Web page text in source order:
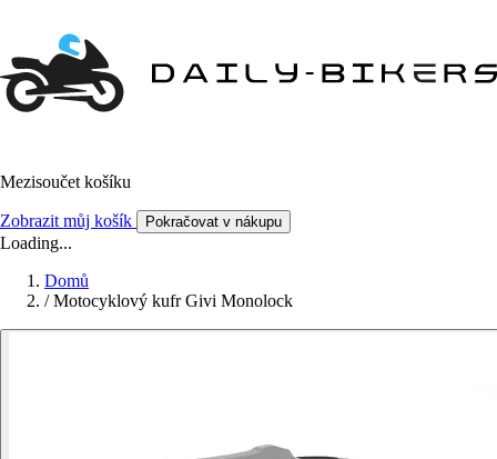
Mezisoučet košíku
Zobrazit můj košík Pokračovat v nákupu
Loading...
Domů
/ Motocyklový kufr Givi Monolock